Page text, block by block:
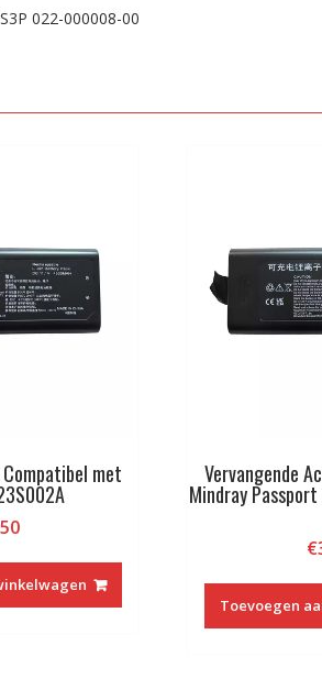
022-000008-00
met Vervangende
Mindray
€
Toevoegen